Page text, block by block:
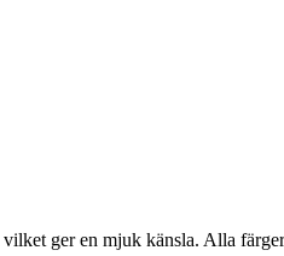
ger en mjuk känsla. Alla